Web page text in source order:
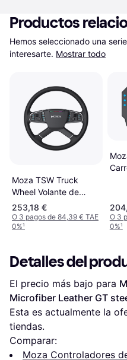
Productos
Hemos seleccionado una
interesarte. Mostrar todo
Moza TSW Truck
Wheel Volante de
Carreras
253,18 €
O 3 pagos de 84,39 € TAE
0%¹
O 3
0%¹
Detalles del
El precio más bajo para
Microfiber Leather GT
Esta es actualmente la
tiendas.
Comparar:
Moza Controladores